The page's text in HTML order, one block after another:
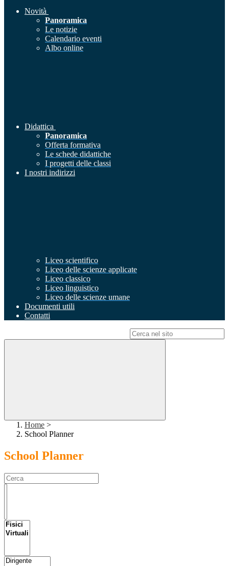
Novità
Panoramica
Le notizie
Calendario eventi
Albo online
Didattica
Panoramica
Offerta formativa
Le schede didattiche
I progetti delle classi
I nostri indirizzi
Liceo scientifico
Liceo delle scienze applicate
Liceo classico
Liceo linguistico
Liceo delle scienze umane
Documenti utili
Contatti
Home >
School Planner
School Planner